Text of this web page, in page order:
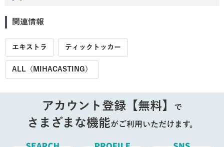
関連情報
エキストラ ティックトッカー
ALL（MIHACASTING）
アカウント登録【無料】 で
さまざまな機能がご利用いただけます。